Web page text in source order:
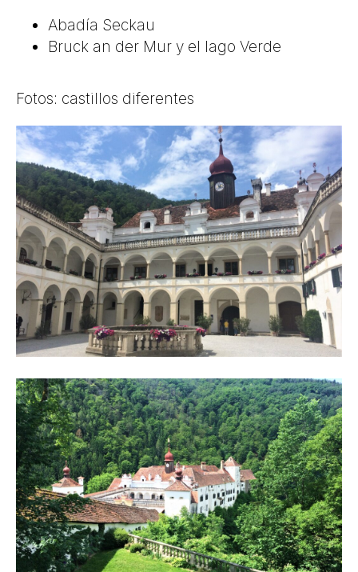
Abadía Seckau
Bruck an der Mur y el lago Verde
Fotos: castillos diferentes